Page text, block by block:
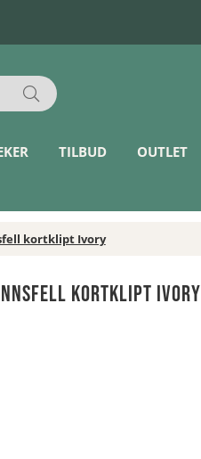
TILBUD OUTLET
kortklipt Ivory
kortklipt Ivory